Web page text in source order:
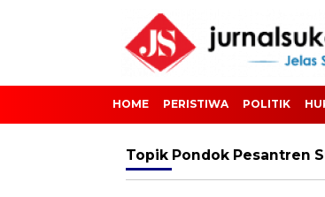
HOME PERISTIWA POLITIK
Topik Pondok Pesantren